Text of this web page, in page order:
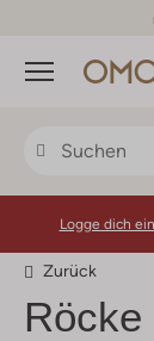
Menü
Logge dich ein
Zurück